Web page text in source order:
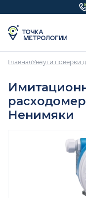
ГлавнаяУслуги поверки
Ненимяки